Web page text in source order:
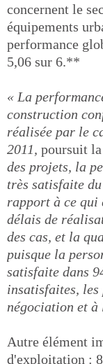
concernent le
équipements
performance
5,06 sur 6.**
« La
construction
réalisée par le
2011, poursuit la
des projets, la
très satisfaite
rapport à ce qui
délais de
des cas, et la
puisque la
satisfaite dans
insatisfaites,
négociation et
Autre élément
d'exploitation :